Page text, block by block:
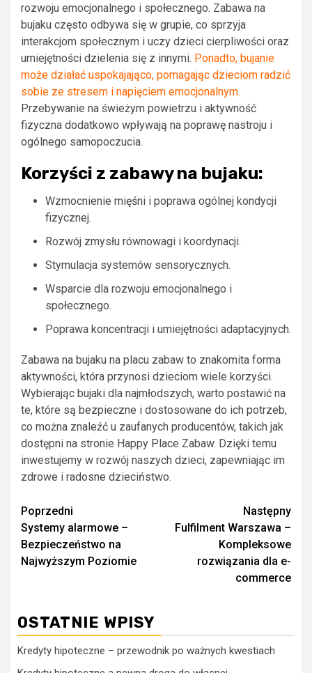
rozwoju emocjonalnego i społecznego. Zabawa na
bujaku często odbywa się w grupie, co sprzyja
interakcjom społecznym i uczy dzieci cierpliwości oraz
umiejętności dzielenia się z innymi. Ponadto, bujanie
może działać uspokajająco, pomagając dzieciom radzić
sobie ze stresem i napięciem emocjonalnym.
Przebywanie na świeżym powietrzu i aktywność
fizyczna dodatkowo wpływają na poprawę nastroju i
ogólnego samopoczucia.
Korzyści z zabawy na bujaku:
Wzmocnienie mięśni i poprawa ogólnej kondycji
fizycznej.
Rozwój zmysłu równowagi i koordynacji.
Stymulacja systemów sensorycznych.
Wsparcie dla rozwoju emocjonalnego i
społecznego.
Poprawa koncentracji i umiejętności adaptacyjnych.
Zabawa na bujaku na placu zabaw to znakomita forma
aktywności, która przynosi dzieciom wiele korzyści.
Wybierając bujaki dla najmłodszych, warto postawić na
te, które są bezpieczne i dostosowane do ich potrzeb,
co można znaleźć u zaufanych producentów, takich jak
dostępni na stronie Happy Place Zabaw. Dzięki temu
inwestujemy w rozwój naszych dzieci, zapewniając im
zdrowe i radosne dzieciństwo.
Zobacz
wpisy
Poprzedni
Systemy alarmowe –
Bezpieczeństwo na
Najwyższym Poziomie
Następny
Fulfilment Warszawa –
Kompleksowe
rozwiązania dla e-
commerce
OSTATNIE WPISY
Kredyty hipoteczne – przewodnik po ważnych kwestiach